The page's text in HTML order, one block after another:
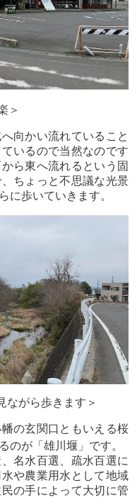
＞
向かい流れていること
いるので当然なのです
ら東へ流れるという固
ちょっと不思議な光景
に歩いていきます。
ながら歩きます＞
の玄関口ともいえる桜
のが「雄川堰」です。
名水百選、疏水百選に
や農業用水として地域
の手によって大切に管